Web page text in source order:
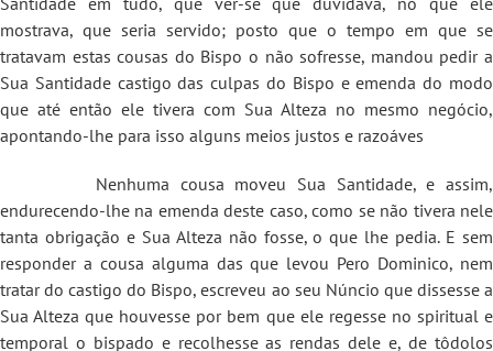
mostrava, que seria servido; posto que o tempo em que se
tratavam estas cousas do Bispo o não sofresse, mandou pedir a
Sua Santidade castigo das culpas do Bispo e emenda do modo
que até então ele tivera com Sua Alteza no mesmo negócio,
apontando-lhe para isso alguns meios justos e razoáves
Nenhuma cousa moveu Sua Santidade, e assim,
endurecendo-lhe na emenda deste caso, como se não tivera nele
tanta obrigação e Sua Alteza não fosse, o que lhe pedia. E sem
responder a cousa alguma das que levou Pero Dominico, nem
tratar do castigo do Bispo, escreveu ao seu Núncio que dissesse a
Sua Alteza que houvesse por bem que ele regesse no spiritual e
temporal o bispado e recolhesse as rendas dele e, de tôdolos